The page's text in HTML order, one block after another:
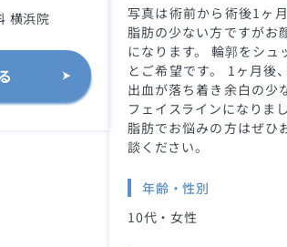
横浜院
写真は術前から術後1ヶ
脂肪の少ない方ですがお
になります。 輪郭をシュ
とご希望です。 1ヶ月後
出血が落ち着き余白の少
フェイスラインになりま
脂肪でお悩みの方はぜひ
談ください。
年齢・性別
10代・女性